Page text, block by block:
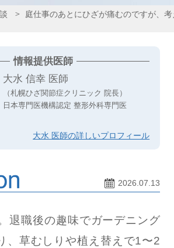
庭仕事のあとにひざが痛むのですが、
情報提供医師
大水 信幸 医師
（札幌ひざ関節症クリニック 院長）
日本専門医機構認定 整形外科専門医
大水 医師の詳しいプロフィール
2026.07.13
退職後の趣味でガーデニング
、草むしりや植え替えで1〜2